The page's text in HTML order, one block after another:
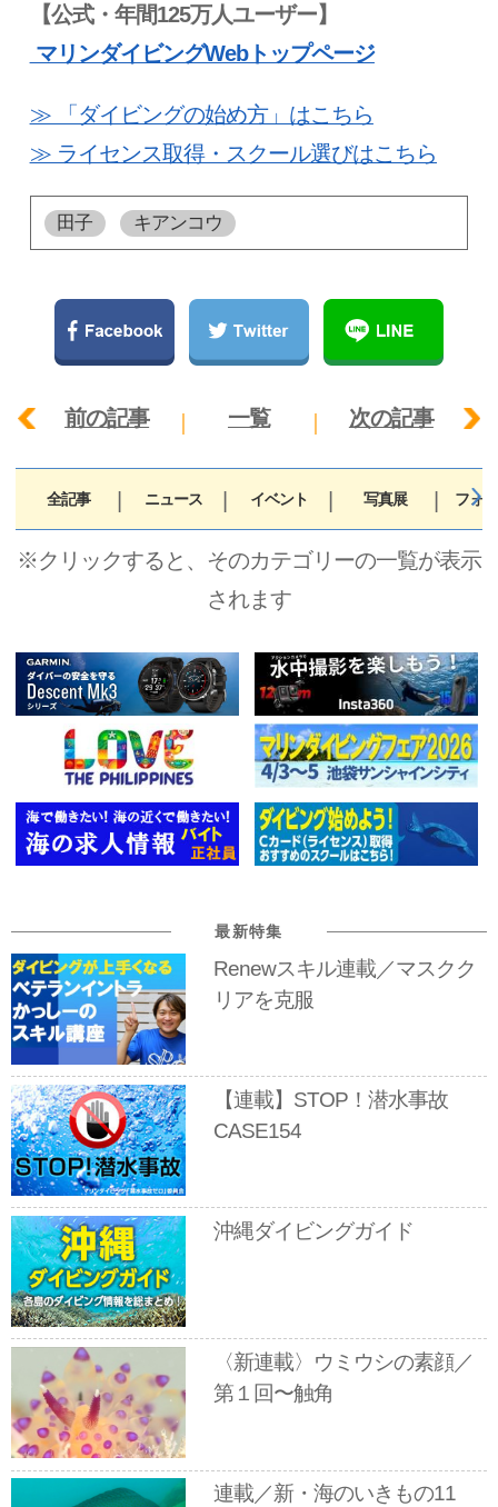
【公式・年間125万人ユーザー】
マリンダイビングWebトップページ
≫ 「ダイビングの始め方」はこちら
≫ ライセンス取得・スクール選びはこちら
田子 キアンコウ
前の記事 一覧 次の記事
全記事 ニュース イベント 写真展 フォ
※クリックすると、そのカテゴリーの一覧が表示
されます
最新特集
Renewスキル連載／マスクク
リアを克服
【連載】STOP！潜水事故
CASE154
沖縄ダイビングガイド
〈新連載〉ウミウシの素顔／
第１回〜触角
連載／新・海のいきもの11